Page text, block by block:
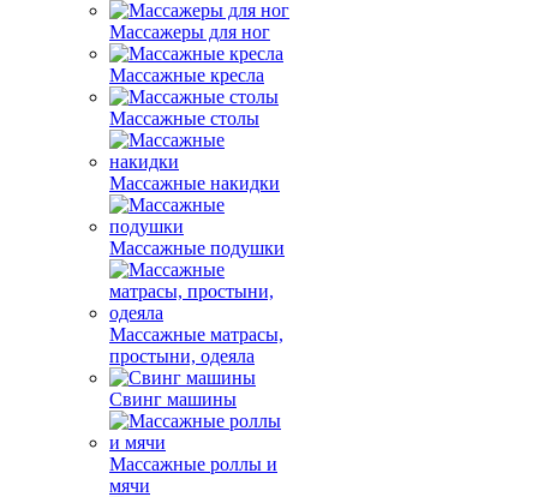
Массажеры для ног
Массажные кресла
Массажные столы
Массажные накидки
Массажные подушки
Массажные матрасы,
простыни, одеяла
Свинг машины
Массажные роллы и
мячи